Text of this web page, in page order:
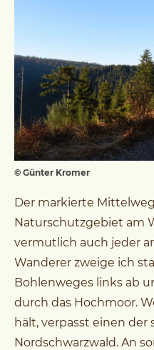
© Günter Kromer
Der markierte
Naturschutzgebiet am
vermutlich auch jeder
Wanderer zweige ich
Bohlenweges links ab
durch das Hochmoor.
hält, verpasst einen der
Nordschwarzwald. An